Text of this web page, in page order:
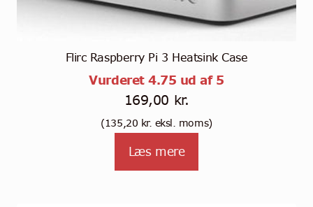
Flirc Raspberry Pi 3 Heatsink Case
Vurderet4.75 ud af 5
169,00 kr.
(135,20 kr. eksl. moms)
Læs mere